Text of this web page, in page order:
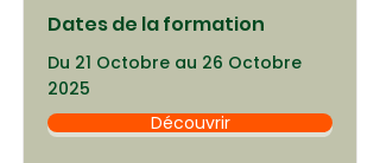
Dates de la formation
Du 21 Octobre au 26 Octobre
2025
Découvrir